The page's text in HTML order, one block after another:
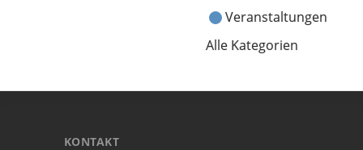
Veranstaltungen
Alle Kategorien
KONTAKT